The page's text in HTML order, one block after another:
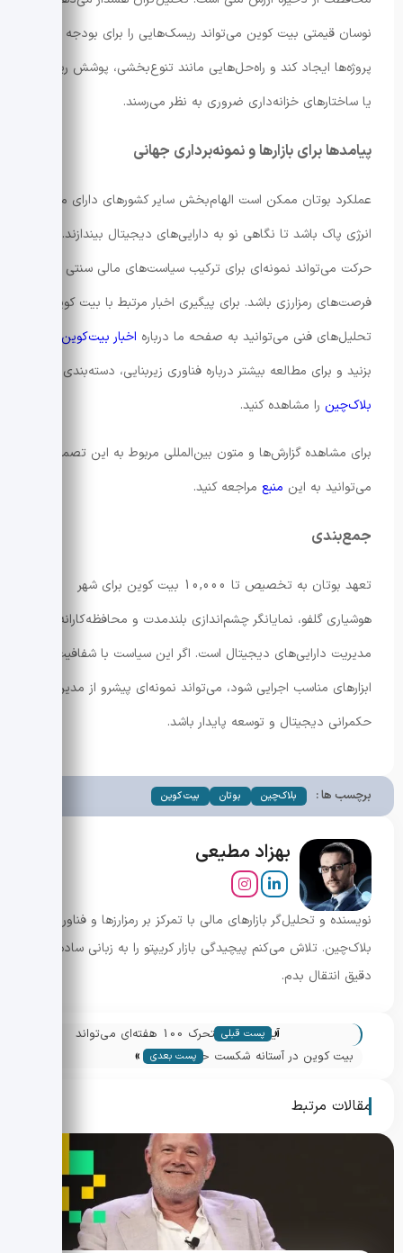
نوسان قیمتی بیت کوین می‌تواند ریسک‌هایی را برای بودجه
پروژه‌ها ایجاد کند و راه‌حل‌هایی مانند تنوع‌بخشی، پوشش ریسک
یا ساختارهای خزانه‌داری ضروری به نظر می‌رسند.
پیامدها برای بازارها و نمونه‌برداری جهانی
عملکرد بوتان ممکن است الهام‌بخش سایر کشورهای دارای منابع
انرژی پاک باشد تا نگاهی نو به دارایی‌های دیجیتال بیندازند. این
حرکت می‌تواند نمونه‌ای برای ترکیب سیاست‌های مالی سنتی با
فرصت‌های رمزارزی باشد. برای پیگیری اخبار مرتبط با بیت کوین و
تحلیل‌های فنی می‌توانید به صفحه ما درباره اخبار بیت‌کوین
بزنید و برای مطالعه بیشتر درباره فناوری زیربنایی، دسته‌بندی
بلاک‌چین را مشاهده کنید.
برای مشاهده گزارش‌ها و متون بین‌المللی مربوط به این تصمیمات
می‌توانید به این منبع مراجعه کنید.
جمع‌بندی
تعهد بوتان به تخصیص تا 10,000 بیت کوین برای شهر
هوشیاری گلفو، نمایانگر چشم‌اندازی بلندمدت و محافظه‌کارانه در
مدیریت دارایی‌های دیجیتال است. اگر این سیاست با شفافیت و
ابزارهای مناسب اجرایی شود، می‌تواند نمونه‌ای پیشرو از مدیریت
حکمرانی دیجیتال و توسعه پایدار باشد.
برچسب ها : بلاک‌چین بوتان بیت کوین
بهزاد مطیعی
نویسنده و تحلیل‌گر بازارهای مالی با تمرکز بر رمزارزها و فناوری
بلاک‌چین. تلاش می‌کنم پیچیدگی بازار کریپتو را به زبانی ساده و
دقیق انتقال بدم.
« پست قبلی
آیا میانگین متحرک 100 هفته‌ای می‌تواند
نجات‌بخش بیت کوین باشد؟
بیت کوین در آستانه شکست حیاتی: خروج
دارد؟
پست بعدی »
مقالات مرتبط